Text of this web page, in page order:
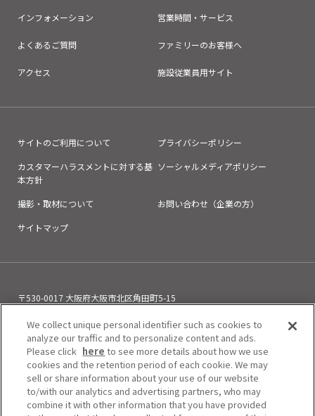
インフォメーション 営業時間・サービス
よくあるご質問 ファミリーのお客様へ
アクセス 施設従業員用サイト
サイトのご利用について
プライバシーポリシー
カスタマーハラスメントに対する基
本方針
ソーシャルメディアポリシー
撮影・取材について
お問い合わせ（企業の方）
サイトマップ
〒530-0017 大阪府大阪市北区角田町5-15
06-6313-0501（11:00～21:00）
We collect unique personal identifier such as cookies to
analyze our traffic and to personalize content and ads.
Please click here to see more details about how we use
cookies and the retention period of each cookie. We may
sell or share information about your use of our website
to/with our analytics and advertising partners, who may
combine it with other information that you have provided